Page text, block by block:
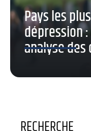
Pays les
dépression
analyse des